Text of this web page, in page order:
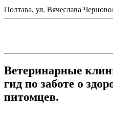
Полтава, ул. Вячеслава
Ветеринарные
гид по заботе о
питомцев.